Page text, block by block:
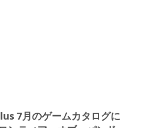
7月のゲームカタログに